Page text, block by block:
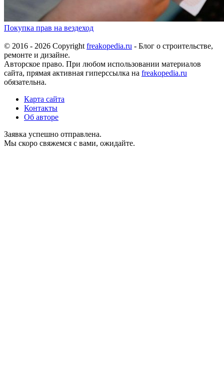
Покупка прав на вездеход
© 2016 - 2026 Copyright freakopedia.ru - Блог о строительстве,
ремонте и дизайне.
Авторское право. При любом использовании материалов
сайта, прямая активная гиперссылка на freakopedia.ru
обязательна.
Карта сайта
Контакты
Об авторе
Заявка успешно отправлена.
Мы скоро свяжемся с вами, ожидайте.